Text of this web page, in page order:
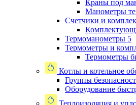
Краны под
Манометры
Счетчики и
Термоманометры 5
Термометры и
Термометры
Котлы и котельное
Группы
Оборудование